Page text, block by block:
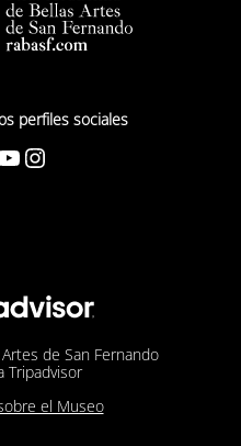
primer registro
Music, que incluye obras
Tomás.
publicaron el
2024, con un tercer
David Bagué.
perfiles sociales
Instagram
de San Fernando
Tripadvisor
el Museo